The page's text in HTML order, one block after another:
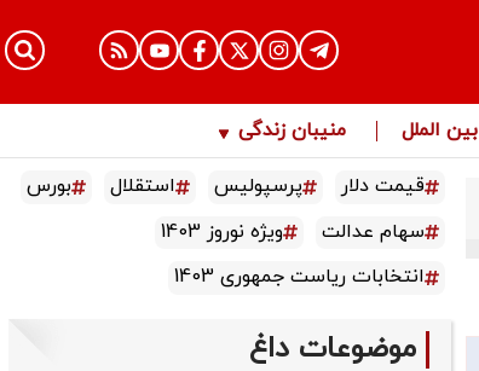
بین الملل منیبان زندگی
قیمت دلار پرسپولیس استقلال
بورس
سهام عدالت
ویژه نوروز 1403
انتخابات ریاست جمهوری 1403
موضوعات داغ